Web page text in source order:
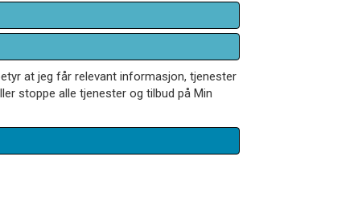
at jeg får relevant informasjon, tjenester
stoppe alle tjenester og tilbud på Min